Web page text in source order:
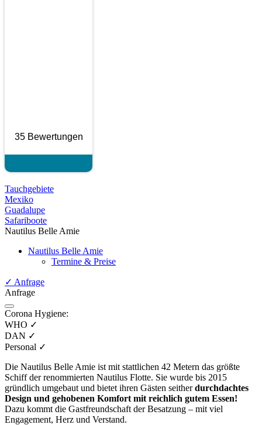
35 Bewertungen
Tauchgebiete
Mexiko
Guadalupe
Safariboote
Nautilus Belle Amie
Nautilus Belle Amie
Termine & Preise
✓ Anfrage
Anfrage
Corona Hygiene:
WHO ✓
DAN ✓
Personal ✓
Die Nautilus Belle Amie ist mit stattlichen 42 Metern das größte
Schiff der renommierten Nautilus Flotte. Sie wurde bis 2015
gründlich umgebaut und bietet ihren Gästen seitherdurchdachtes
Design und gehobenen Komfort mit reichlich gutem Essen!
Dazu kommt die Gastfreundschaft der Besatzung – mit viel
Engagement, Herz und Verstand.